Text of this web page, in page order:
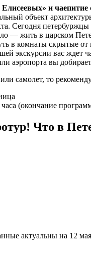
и
объект
Сегодня
— жить в царском
в комнаты скрытые
экскурсии вас ждет
аэропорта вы
самолет, то
(окончание
Что в
актуальны на 12